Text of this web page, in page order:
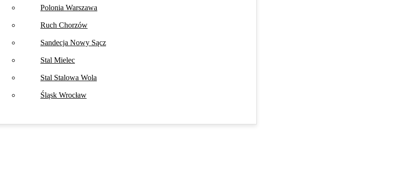
Polonia Warszawa
Ruch Chorzów
Sandecja Nowy Sącz
Stal Mielec
Stal Stalowa Wola
Śląsk Wrocław